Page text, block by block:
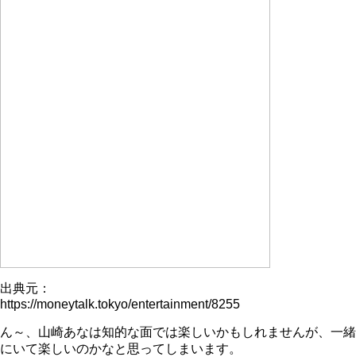
出典元：
https://moneytalk.tokyo/entertainment/8255
ん～、山崎あなは知的な面では楽しいかもしれませんが、一緒
にいて楽しいのかなと思ってしまいます。